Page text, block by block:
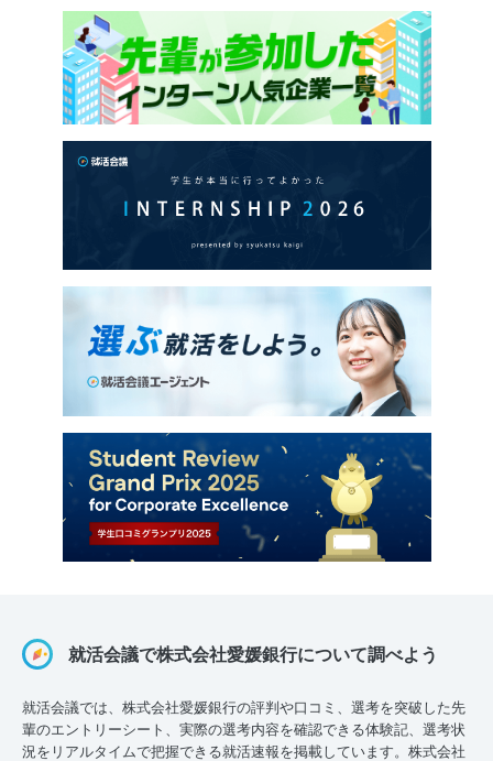
就活会議で株式会社愛媛銀行について調べよう
就活会議では、株式会社愛媛銀行の評判や口コミ、選考を突破した先
輩のエントリーシート、実際の選考内容を確認できる体験記、選考状
況をリアルタイムで把握できる就活速報を掲載しています。株式会社